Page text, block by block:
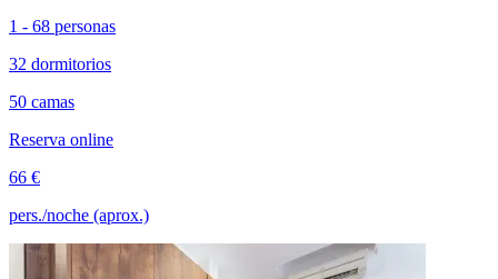
1 - 68 personas
32 dormitorios
50 camas
Reserva online
66 €
pers./noche (aprox.)